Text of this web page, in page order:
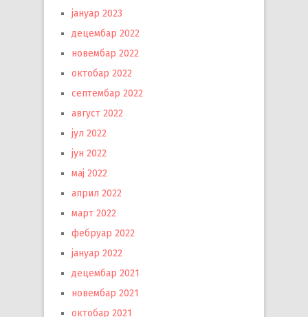
јануар 2023
децембар 2022
новембар 2022
октобар 2022
септембар 2022
август 2022
јул 2022
јун 2022
мај 2022
април 2022
март 2022
фебруар 2022
јануар 2022
децембар 2021
новембар 2021
октобар 2021